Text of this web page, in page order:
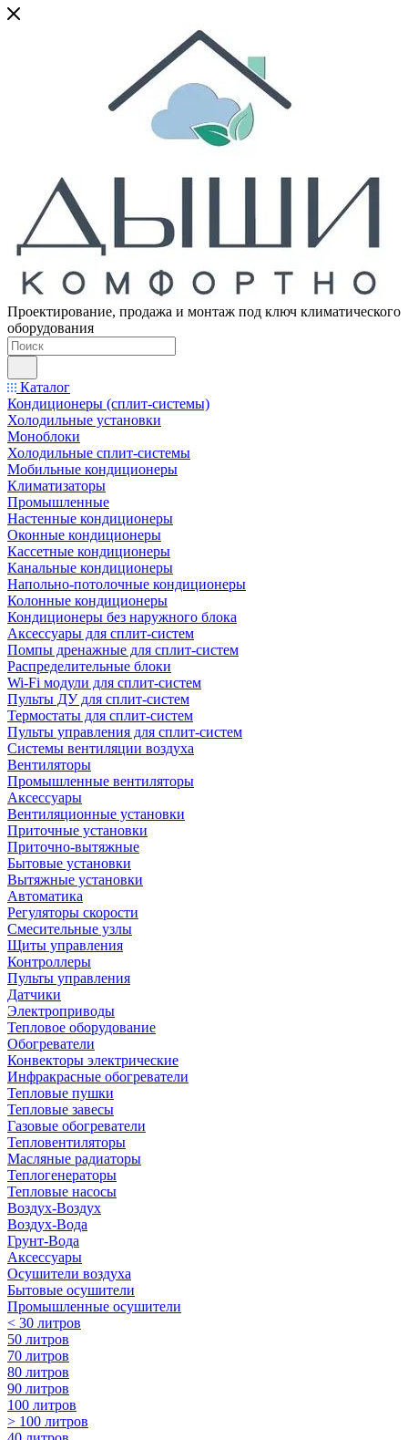
Проектирование, продажа и монтаж под ключ климатического
оборудования
Каталог
Кондиционеры (сплит-системы)
Холодильные установки
Моноблоки
Холодильные сплит-системы
Мобильные кондиционеры
Климатизаторы
Промышленные
Настенные кондиционеры
Оконные кондиционеры
Кассетные кондиционеры
Канальные кондиционеры
Напольно-потолочные кондиционеры
Колонные кондиционеры
Кондиционеры без наружного блока
Аксессуары для сплит-систем
Помпы дренажные для сплит-систем
Распределительные блоки
Wi-Fi модули для сплит-систем
Пульты ДУ для сплит-систем
Термостаты для сплит-систем
Пульты управления для сплит-систем
Системы вентиляции воздуха
Вентиляторы
Промышленные вентиляторы
Аксессуары
Вентиляционные установки
Приточные установки
Приточно-вытяжные
Бытовые установки
Вытяжные установки
Автоматика
Регуляторы скорости
Смесительные узлы
Щиты управления
Контроллеры
Пульты управления
Датчики
Электроприводы
Тепловое оборудование
Обогреватели
Конвекторы электрические
Инфракрасные обогреватели
Тепловые пушки
Тепловые завесы
Газовые обогреватели
Тепловентиляторы
Масляные радиаторы
Теплогенераторы
Тепловые насосы
Воздух-Воздух
Воздух-Вода
Грунт-Вода
Аксессуары
Осушители воздуха
Бытовые осушители
Промышленные осушители
< 30 литров
50 литров
70 литров
80 литров
90 литров
100 литров
> 100 литров